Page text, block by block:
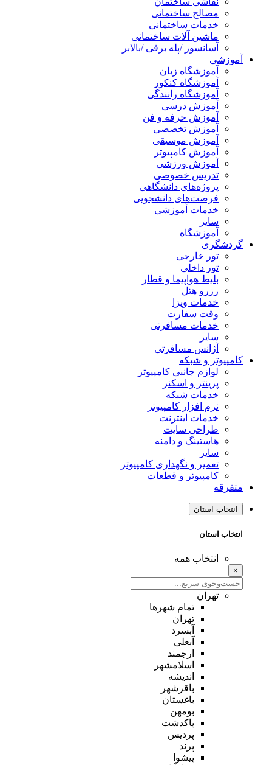
مصالح ساختمانی
خدمات ساختمانی
ماشین آلات ساختمانی
آسانسور /پله برقی /بالابر
آموزشی
آموزشگاه زبان
آموزشگاه کنکور
آموزشگاه رانندگی
آموزش درسی
آموزش حرفه و فن
آموزش تخصصی
آموزش موسیقی
آموزش کامپیوتر
آموزش ورزشی
تدریس خصوصی
پروژه‌های دانشگاهی
فرصت‌های دانشجویی
خدمات آموزشی
سایر
آموزشگاه
گردشگری
تور خارجی
تور داخلی
بلیط هواپیما و قطار
رزرو هتل
خدمات ویزا
وقت سفارت
خدمات مسافرتی
سایر
آژانس مسافرتی
کامپیوتر و شبکه
لوازم جانبی کامپیوتر
پرینتر و اسکنر
خدمات شبکه
نرم افزار کامپیوتر
خدمات اینترنت
طراحی سایت
هاستینگ و دامنه
سایر
تعمیر و نگهداری کامپیوتر
کامپیوتر و قطعات
متفرقه
انتخاب استان
انتخاب استان
انتخاب همه
×
تهران
تمام شهر‌ها
تهران
آبسرد
آبعلی
ارجمند
اسلامشهر
اندیشه
باقرشهر
باغستان
بومهن
پاکدشت
پردیس
پرند
پیشوا